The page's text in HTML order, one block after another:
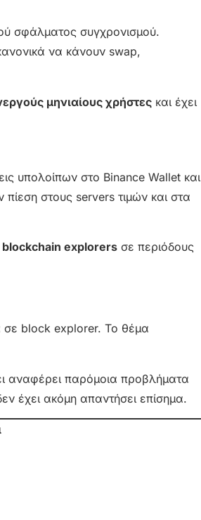
σφάλματος συγχρονισμού.
να κάνουν swap,
μηνιαίους χρήστες και έχει
υπολοίπων στο Binance Wallet και
στους servers τιμών και στα
blockchain explorers σε περιόδους
σε block explorer. Το θέμα
αναφέρει παρόμοια προβλήματα
έχει ακόμη απαντήσει επίσημα.